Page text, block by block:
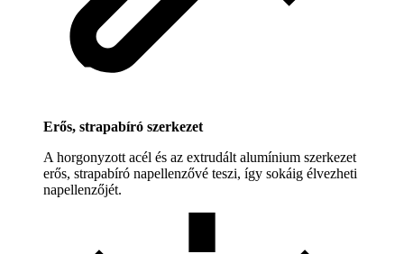
Erős, strapabíró szerkezet
A horgonyzott acél és az extrudált alumínium szerkezet
erős, strapabíró napellenzővé teszi, így sokáig élvezheti
napellenzőjét.